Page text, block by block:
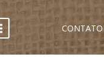
CONTATO